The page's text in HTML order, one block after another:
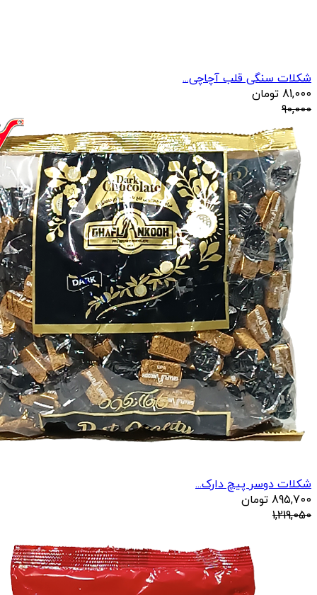
شکلات سنگی قلب آچاچی...
81,000 تومان
90,000
شکلات دوسر پیچ دارک...
895,700 تومان
1,219,050